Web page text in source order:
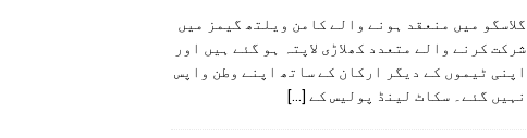
گلاسگو میں منعقد ہونے والے کامن ویلتھ گیمز میں
شرکت کرنے والے متعدد کھلاڑی لاپتہ ہو گئے ہیں اور
اپنی ٹیموں کے دیگر ارکان کے ساتھ اپنے وطن واپس
نہیں گئے۔ سکاٹ لینڈ پولیس کے [...]